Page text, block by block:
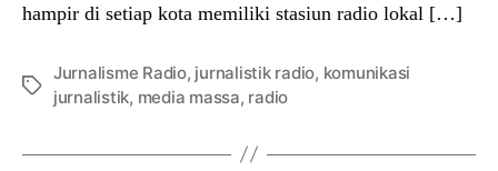
hampir di setiap kota memiliki stasiun radio lokal […]
Tags
Jurnalisme Radio, jurnalistik radio, komunikasi
jurnalistik, media massa, radio